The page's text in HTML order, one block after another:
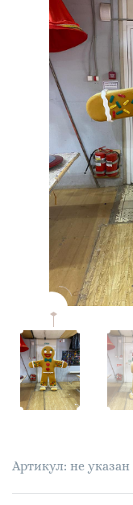
Артикул: не указан